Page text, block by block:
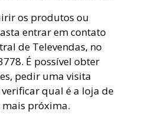
os produtos ou
entrar em contato
de Televendas, no
É possível obter
pedir uma visita
qual é a loja de
próxima.